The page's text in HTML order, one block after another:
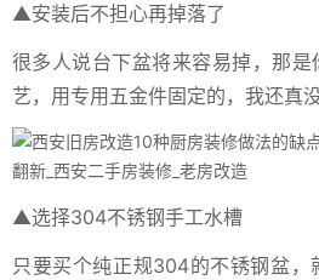
▲安装后不担心再掉落了
很多人说台下盆将来容易掉，那
艺，用专用五金件固定的，我还真
▲选择304不锈钢手工水槽
只要买个纯正规304的不锈钢盆，